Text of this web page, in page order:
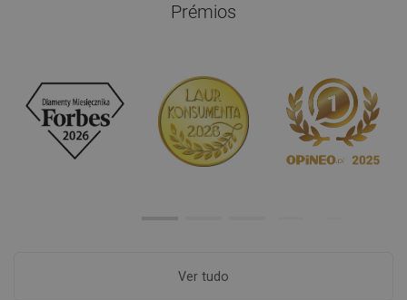
Prémios
Ver tudo